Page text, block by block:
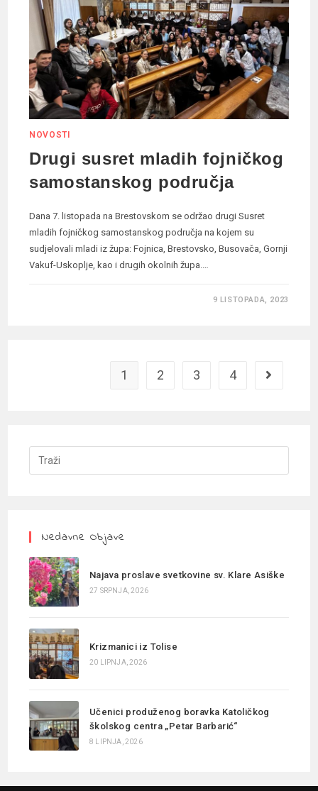
NOVOSTI
Drugi susret mladih fojničkog
samostanskog područja
Dana 7. listopada na Brestovskom se održao drugi Susret
mladih fojničkog samostanskog područja na kojem su
sudjelovali mladi iz župa: Fojnica, Brestovsko, Busovača, Gornji
Vakuf-Uskoplje, kao i drugih okolnih župa.…
9 LISTOPADA, 2023
1 2 3 4 Idi na
Nedavne Objave
Najava proslave svetkovine sv. Klare Asiške
27 SRPNJA, 2026
Krizmanici iz Tolise
20 LIPNJA, 2026
Učenici produženog boravka Katoličkog
školskog centra „Petar Barbarić“
8 LIPNJA, 2026